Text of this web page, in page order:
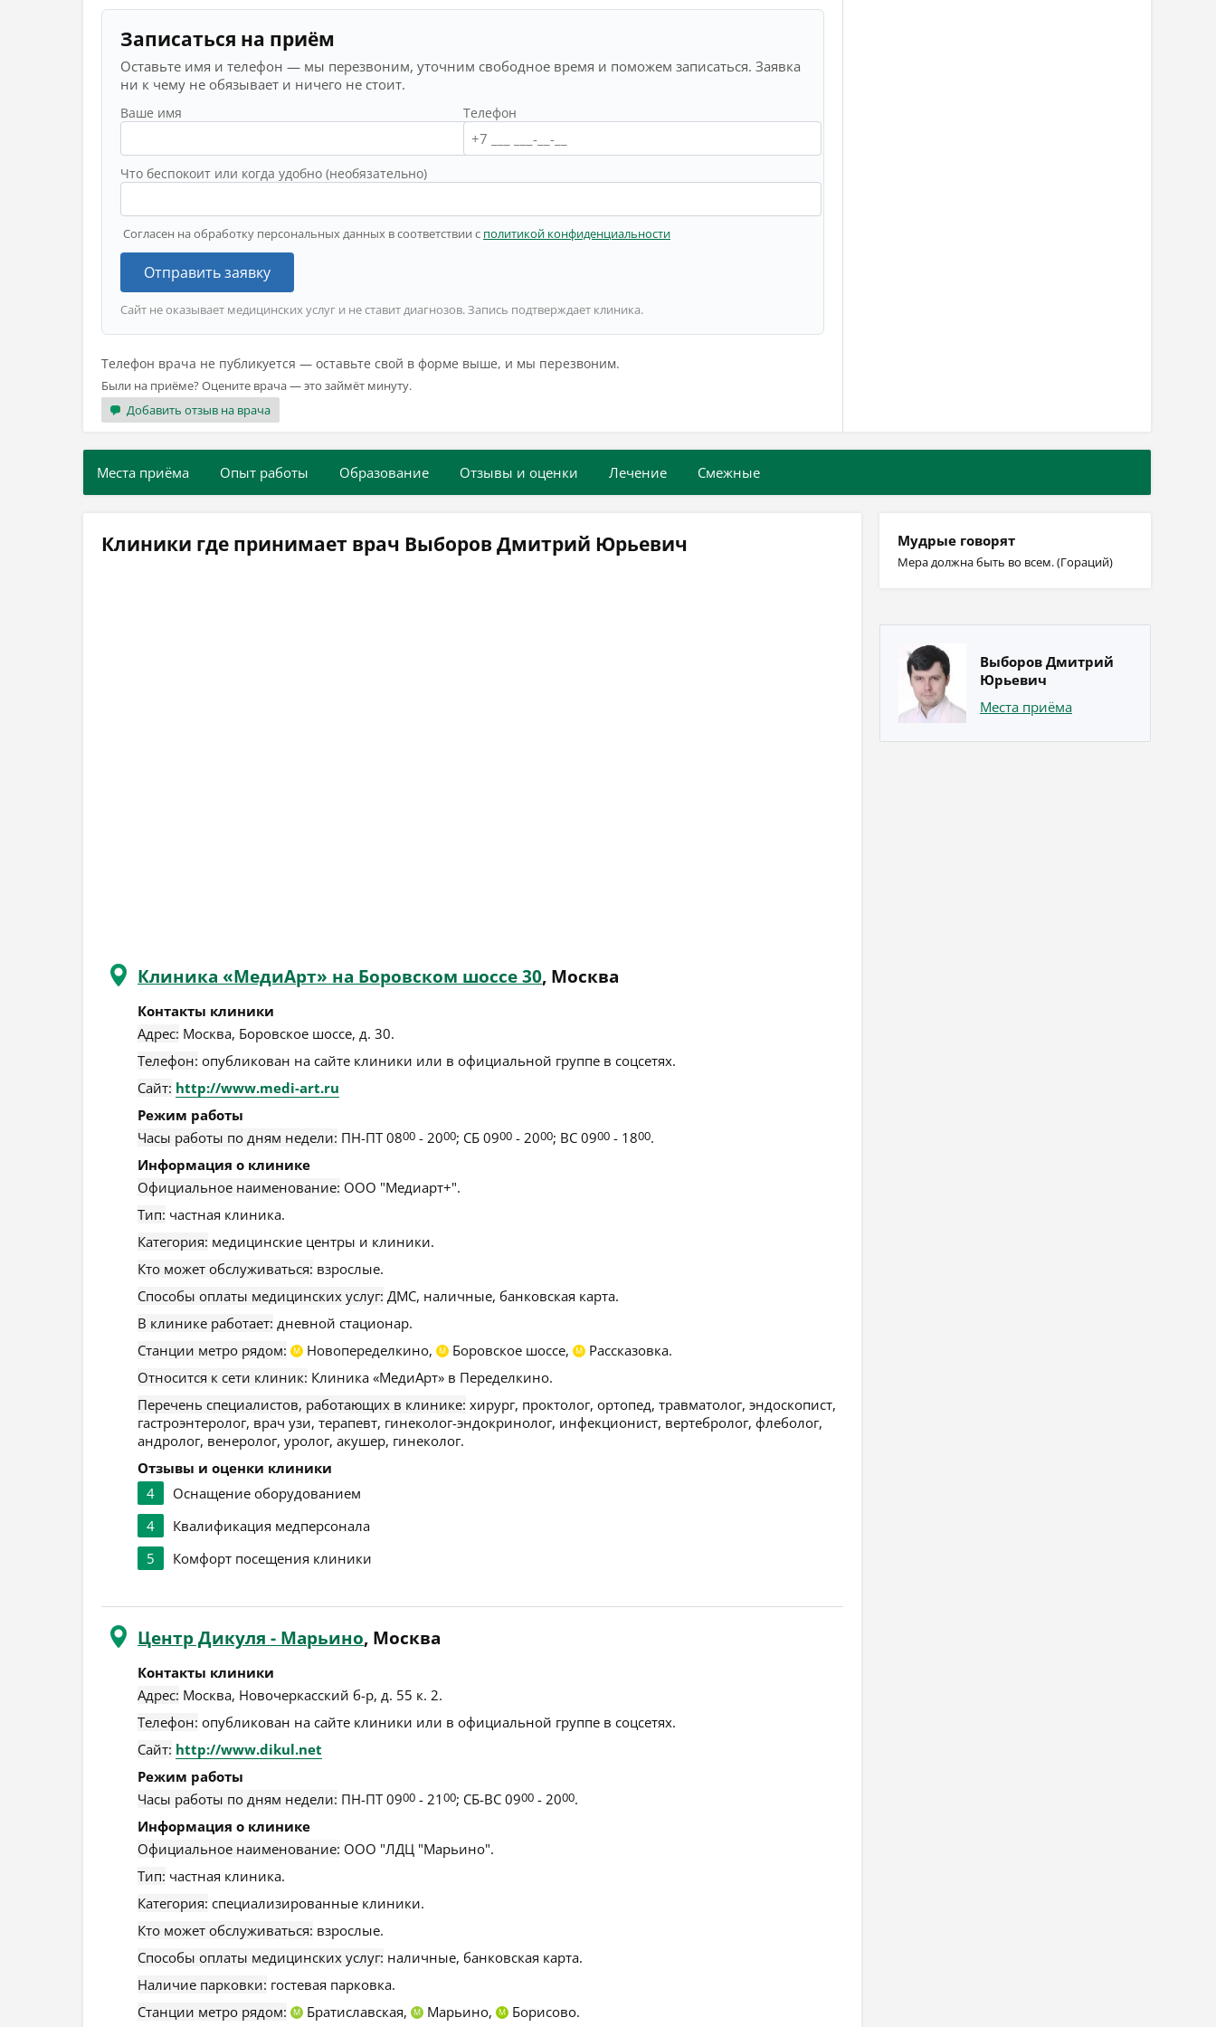
Записаться на приём
Оставьте имя и телефон — мы перезвоним, уточним свободное время и поможем записаться. Заявка
ни к чему не обязывает и ничего не стоит.
Ваше имя Телефон
Что беспокоит или когда удобно (необязательно)
Согласен на обработку персональных данных в соответствии с политикой конфиденциальности
Отправить заявку
Сайт не оказывает медицинских услуг и не ставит диагнозов. Запись подтверждает клиника.
Телефон врача не публикуется — оставьте свой в форме выше, и мы перезвоним.
Были на приёме? Оцените врача — это займёт минуту.
Добавить отзыв на врача
Места приёма Опыт работы Образование Отзывы и оценки Лечение Смежные
Клиники где принимает врач Выборов Дмитрий Юрьевич
Клиника «МедиАрт» на Боровском шоссе 30, Москва
Контакты клиники
Адрес: Москва, Боровское шоссе, д. 30.
Телефон: опубликован на сайте клиники или в официальной группе в соцсетях.
Сайт: http://www.medi-art.ru
Режим работы
Часы работы по дням недели: ПН-ПТ 0800 - 2000; СБ 0900 - 2000; ВС 0900 - 1800.
Информация о клинике
Официальное наименование: ООО "Медиарт+".
Тип: частная клиника.
Категория: медицинские центры и клиники.
Кто может обслуживаться: взрослые.
Способы оплаты медицинских услуг: ДМС, наличные, банковская карта.
В клинике работает: дневной стационар.
Станции метро рядом:
М Новопеределкино, М Боровское шоссе, М
Рассказовка.
Относится к сети клиник: Клиника «МедиАрт» в Переделкино.
Перечень специалистов, работающих в клинике: хирург, проктолог, ортопед, травматолог, эндоскопист,
гастроэнтеролог, врач узи, терапевт, гинеколог-эндокринолог, инфекционист, вертебролог, флеболог,
андролог, венеролог, уролог, акушер, гинеколог.
Отзывы и оценки клиники
4
Оснащение оборудованием
4
Квалификация медперсонала
5
Комфорт посещения клиники
Центр Дикуля - Марьино, Москва
Контакты клиники
Адрес: Москва, Новочеркасский б-р, д. 55 к. 2.
Телефон: опубликован на сайте клиники или в официальной группе в соцсетях.
Сайт: http://www.dikul.net
Режим работы
Часы работы по дням недели: ПН-ПТ 0900 - 2100; СБ-ВС 0900 - 2000.
Информация о клинике
Официальное наименование: ООО "ЛДЦ "Марьино".
Тип: частная клиника.
Категория: специализированные клиники.
Кто может обслуживаться: взрослые.
Способы оплаты медицинских услуг: наличные, банковская карта.
Наличие парковки: гостевая парковка.
Станции метро рядом:
М Братиславская, М Марьино, М Борисово.
Мудрые говорят
Мера должна быть во всем. (Гораций)
Выборов Дмитрий
Юрьевич
Места приёма